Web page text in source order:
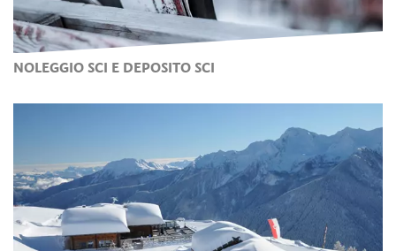
NOLEGGIO SCI E DEPOSITO SCI